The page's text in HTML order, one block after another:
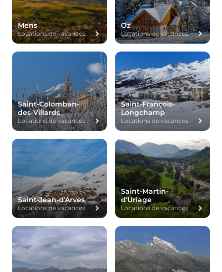
Mens
Locations de vacances
Oz
Locations de vacances
Saint-Colomban-
des-Villards
Locations de vacances
Saint-François-
Longchamp
Locations de vacances
Saint-Jean-d'Arves
Locations de vacances
Saint-Martin-
d'Uriage
Locations de vacances